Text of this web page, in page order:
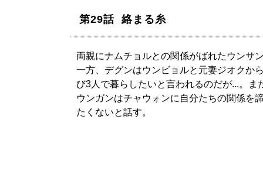
第29話 絡まる糸
両親にナムチョルとの関係がばれたウンサ
一方、デグンはウンビョルと元妻ジオクか
び3人で暮らしたいと言われるのだが...。ま
ウンガンはチャウォンに自分たちの関係を
たくないと話す。